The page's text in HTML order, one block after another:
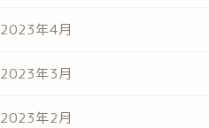
2023年4月
2023年3月
2023年2月